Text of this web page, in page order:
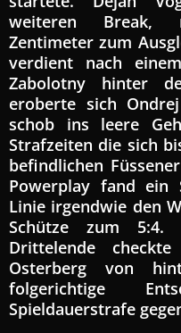
weiteren Break,
Zentimeter zum
verdient nach
Zabolotny hinter
eroberte sich
schob ins leere
Strafzeiten die sich
befindlichen
Powerplay fand ein
Linie irgendwie den
Schütze zum
Drittelende
Osterberg von
folgerichtige
Spieldauerstrafe